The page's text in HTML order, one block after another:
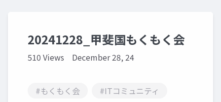
20241228_甲斐国もくもく会
510 Views December 28, 24
#もくもく会
#ITコミュニティ